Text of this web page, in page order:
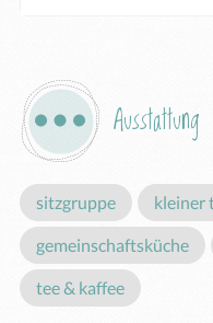
Ausstattung
sitzgruppe kleiner
gemeinschaftsküche
tee & kaffee